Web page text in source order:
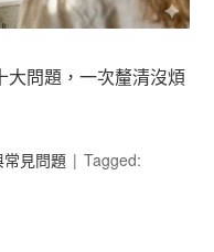
大問題，一次釐清沒煩
見問題
Tagged: